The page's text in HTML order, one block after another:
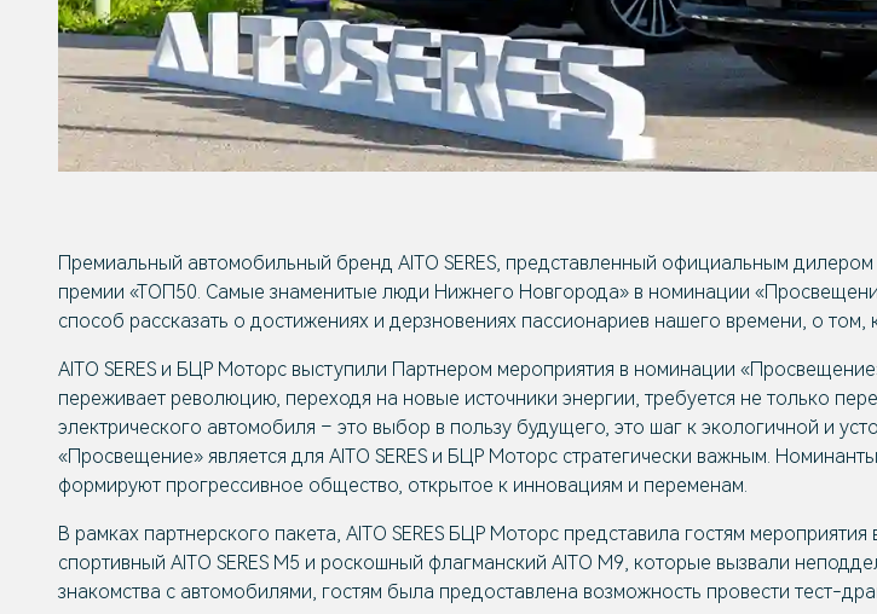
Премиальный автомобильный бренд AITO SERES, представленный официальным
премии «ТОП50. Самые знаменитые люди Нижнего Новгорода» в номинации
способ рассказать о достижениях и дерзновениях пассионариев нашего времени, о том,
AITO SERES и БЦР Моторс выступили Партнером мероприятия в номинации
переживает революцию, переходя на новые источники энергии, требуется не только
электрического автомобиля – это выбор в пользу будущего, это шаг к экологичной и
«Просвещение» является для AITO SERES и БЦР Моторс стратегически важным.
формируют прогрессивное общество, открытое к инновациям и переменам.
В рамках партнерского пакета, AITO SERES БЦР Моторс представила гостям
спортивный AITO SERES M5 и роскошный флагманский AITO M9, которые вызвали
знакомства с автомобилями, гостям была предоставлена возможность провести тест-